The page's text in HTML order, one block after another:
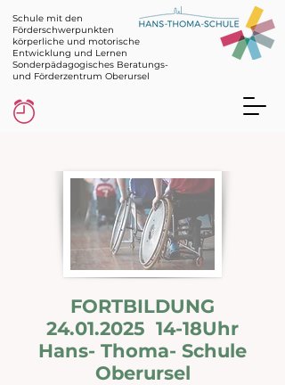
Schule mit den
Förderschwerpunkten
körperliche und motorische
Entwicklung und Lernen
Sonderpädagogisches Beratungs-
und Förderzentrum Oberursel
FORTBILDUNG
24.01.2025 14-18Uhr
Hans- Thoma- Schule
Oberursel